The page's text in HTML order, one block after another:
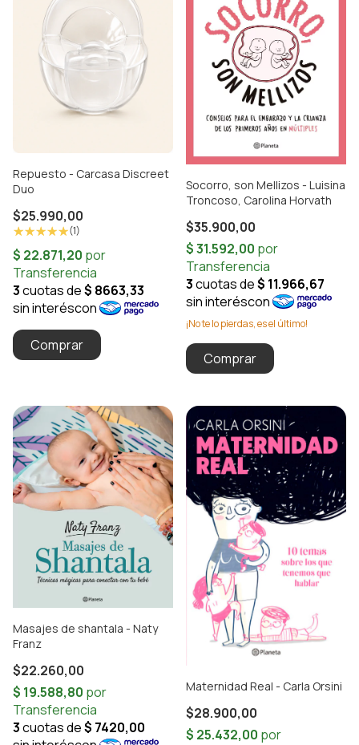
Repuesto - Carcasa Discreet
Duo
$25.990,00
(1)
Socorro, son Mellizos - Luisina
Troncoso, Carolina Horvath
$35.900,00
¡No te lo pierdas, es el último!
Masajes de shantala - Naty
Franz
$22.260,00
Maternidad Real - Carla Orsini
$28.900,00